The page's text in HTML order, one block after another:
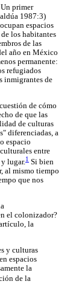
primer
1987:3)
espacios
los habitantes
de las
año en México
permanente:
refugiados
inmigrantes de
de cómo
de que las
de culturas
diferenciadas, a
espacio
entre
lugar.1 Si bien
al mismo tiempo
que nos
el colonizador?
la
y culturas
espacios
la
de la